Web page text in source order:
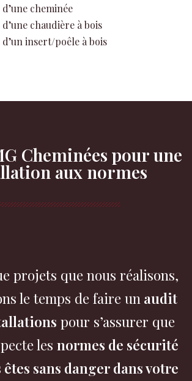
cheminée
chaudière à bois
insert/poêle à bois
Cheminées pour une
aux normes
projets que nous réalisons,
le temps de faire un audit
pour s’assurer que
les normes de sécurité
êtes sans danger dans votre